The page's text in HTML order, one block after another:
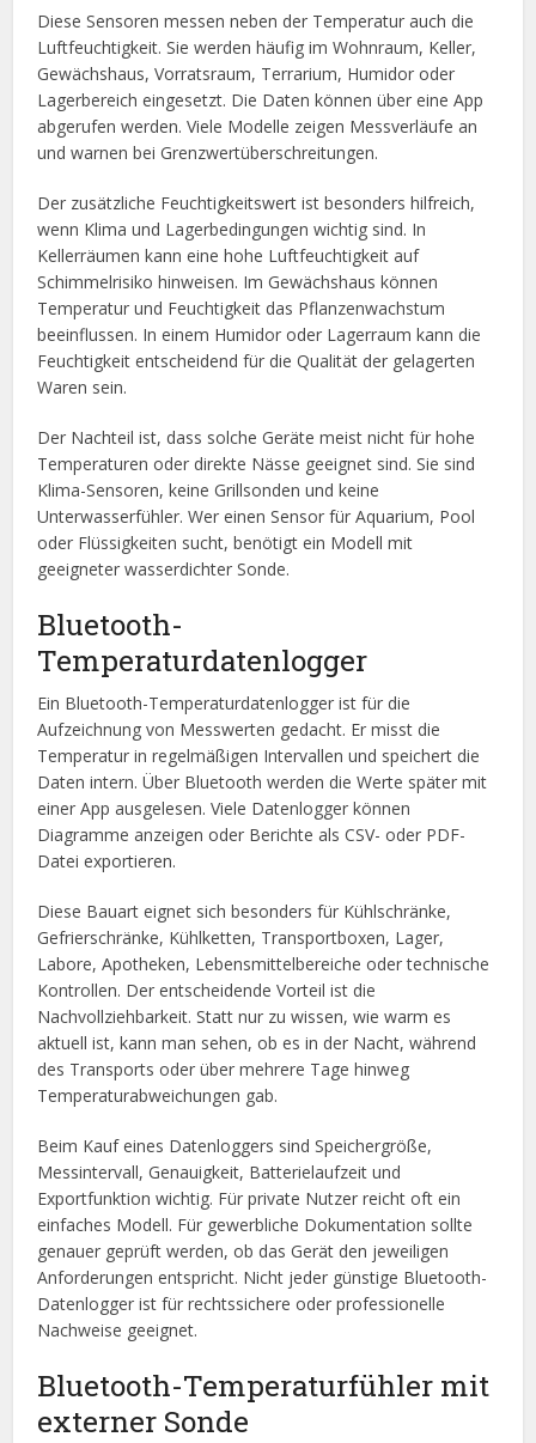
Diese Sensoren messen neben der Temperatur auch die
Luftfeuchtigkeit. Sie werden häufig im Wohnraum, Keller,
Gewächshaus, Vorratsraum, Terrarium, Humidor oder
Lagerbereich eingesetzt. Die Daten können über eine App
abgerufen werden. Viele Modelle zeigen Messverläufe an
und warnen bei Grenzwertüberschreitungen.
Der zusätzliche Feuchtigkeitswert ist besonders hilfreich,
wenn Klima und Lagerbedingungen wichtig sind. In
Kellerräumen kann eine hohe Luftfeuchtigkeit auf
Schimmelrisiko hinweisen. Im Gewächshaus können
Temperatur und Feuchtigkeit das Pflanzenwachstum
beeinflussen. In einem Humidor oder Lagerraum kann die
Feuchtigkeit entscheidend für die Qualität der gelagerten
Waren sein.
Der Nachteil ist, dass solche Geräte meist nicht für hohe
Temperaturen oder direkte Nässe geeignet sind. Sie sind
Klima-Sensoren, keine Grillsonden und keine
Unterwasserfühler. Wer einen Sensor für Aquarium, Pool
oder Flüssigkeiten sucht, benötigt ein Modell mit
geeigneter wasserdichter Sonde.
Bluetooth-
Temperaturdatenlogger
Ein Bluetooth-Temperaturdatenlogger ist für die
Aufzeichnung von Messwerten gedacht. Er misst die
Temperatur in regelmäßigen Intervallen und speichert die
Daten intern. Über Bluetooth werden die Werte später mit
einer App ausgelesen. Viele Datenlogger können
Diagramme anzeigen oder Berichte als CSV- oder PDF-
Datei exportieren.
Diese Bauart eignet sich besonders für Kühlschränke,
Gefrierschränke, Kühlketten, Transportboxen, Lager,
Labore, Apotheken, Lebensmittelbereiche oder technische
Kontrollen. Der entscheidende Vorteil ist die
Nachvollziehbarkeit. Statt nur zu wissen, wie warm es
aktuell ist, kann man sehen, ob es in der Nacht, während
des Transports oder über mehrere Tage hinweg
Temperaturabweichungen gab.
Beim Kauf eines Datenloggers sind Speichergröße,
Messintervall, Genauigkeit, Batterielaufzeit und
Exportfunktion wichtig. Für private Nutzer reicht oft ein
einfaches Modell. Für gewerbliche Dokumentation sollte
genauer geprüft werden, ob das Gerät den jeweiligen
Anforderungen entspricht. Nicht jeder günstige Bluetooth-
Datenlogger ist für rechtssichere oder professionelle
Nachweise geeignet.
Bluetooth-Temperaturfühler mit
externer Sonde